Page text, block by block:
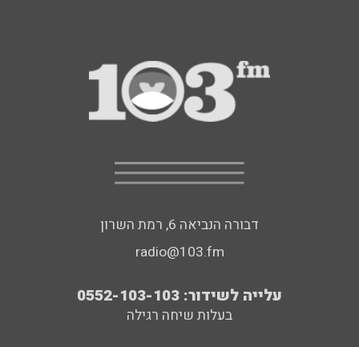
דבורה הנביאה 6, רמת השרון
radio@103.fm
עלייה לשידור: 0552-103-103
בעלות שיחה רגילה